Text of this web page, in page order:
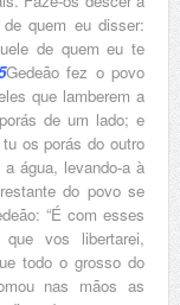
quem eu disser:
de quem eu te
Gedeão fez o povo
que lamberem a
de um lado; e
os porás do outro
água, levando-a à
do povo se
“É com esses
vos libertarei,
todo o grosso do
nas mãos as